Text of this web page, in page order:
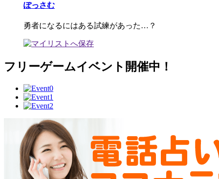
ぽっさむ
勇者になるにはある試練があった…？
フリーゲームイベント開催中！